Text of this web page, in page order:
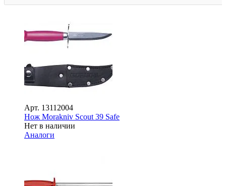
Арт. 13112004
Нож Morakniv Scout 39 Safe
Нет в наличии
Аналоги